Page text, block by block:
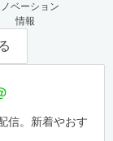
ノベーション
情報
信。新着やおす